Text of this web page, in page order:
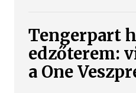
Tengerpart
edzőterem:
a One